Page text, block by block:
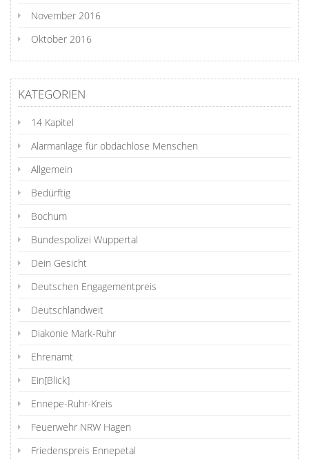
November 2016
Oktober 2016
KATEGORIEN
14 Kapitel
Alarmanlage für obdachlose Menschen
Allgemein
Bedürftig
Bochum
Bundespolizei Wuppertal
Dein Gesicht
Deutschen Engagementpreis
Deutschlandweit
Diakonie Mark-Ruhr
Ehrenamt
Ein[Blick]
Ennepe-Ruhr-Kreis
Feuerwehr NRW Hagen
Friedenspreis Ennepetal